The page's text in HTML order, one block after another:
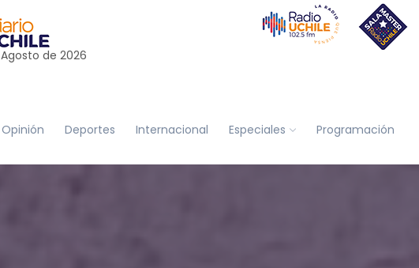
Agosto de 2026
Opinión Deportes Internacional Especiales Programación